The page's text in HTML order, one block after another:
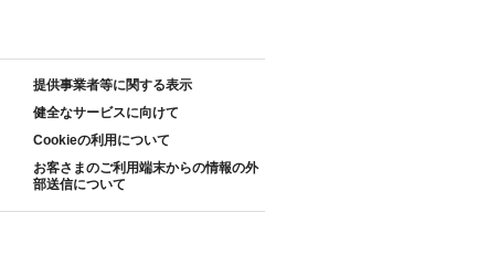
提供事業者等に関する表示
健全なサービスに向けて
Cookieの利用について
お客さまのご利用端末からの情報の外
部送信について